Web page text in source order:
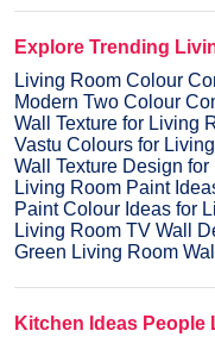
Explore Trending
Living Room Colour
Modern Two Colour
Wall Texture for Living
Vastu Colours for
Wall Texture Design
Living Room Paint
Paint Colour Ideas for
Living Room TV Wall
Green Living Room
Kitchen Ideas People